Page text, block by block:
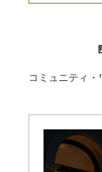
コミュニティ